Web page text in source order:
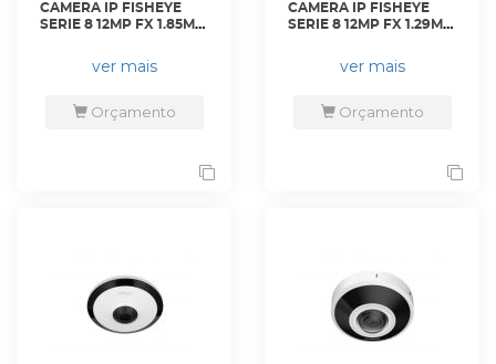
CAMERA IP FISHEYE
SERIE 8 12MP FX 1.85MM
AUDIO/ALARME/MIC/SPEAKER
- DH-IPC-EBW81242P-
ver mais
Orçamento
CAMERA IP FISHEYE
SERIE 8 12MP FX 1.29MM
AUDIO/ALARME/MIC/
- DH-IPC-EBW81242-
ver mais
Orçamento